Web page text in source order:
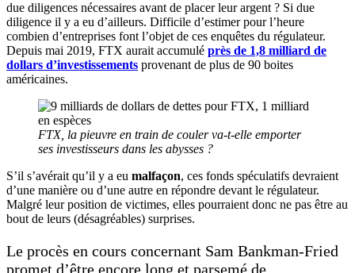
due diligences nécessaires avant de placer leur argent ? Si due
diligence il y a eu d’ailleurs. Difficile d’estimer pour l’heure
combien d’entreprises font l’objet de ces enquêtes du régulateur.
Depuis mai 2019, FTX aurait accumulé près de 1,8 milliard de
dollars d’investissements provenant de plus de 90 boites
américaines.
FTX, la pieuvre en train de couler va-t-elle emporter
ses investisseurs dans les abysses ?
S’il s’avérait qu’il y a eu malfaçon, ces fonds spéculatifs devraient
d’une manière ou d’une autre en répondre devant le régulateur.
Malgré leur position de victimes, elles pourraient donc ne pas être au
bout de leurs (désagréables) surprises.
Le procès en cours concernant Sam Bankman-Fried
promet d’être encore long et parsemé de